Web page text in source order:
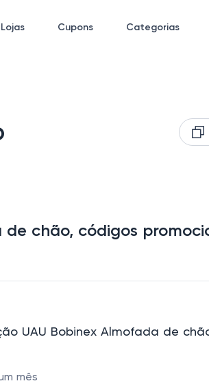
Lojas Cupons Categorias
de chão, códigos
UAU Bobinex Almofada de
mês